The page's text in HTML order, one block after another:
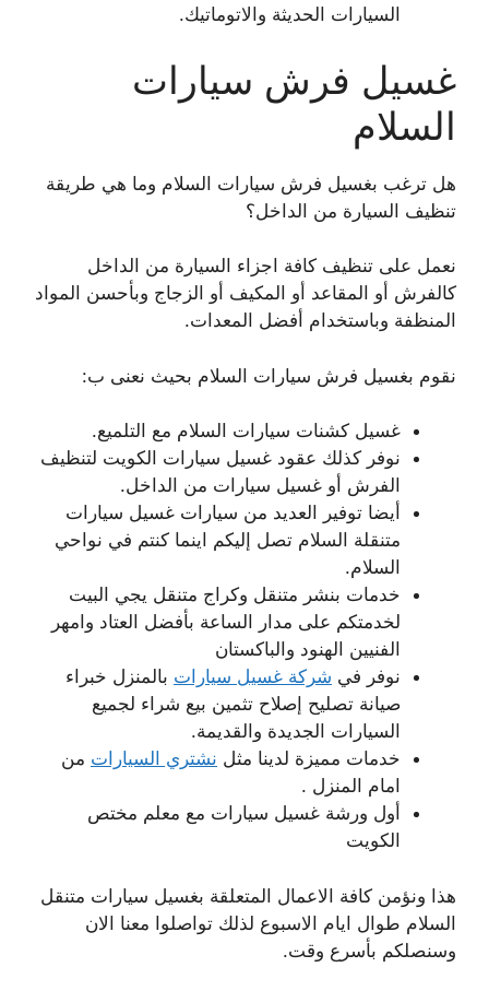
السيارات الحديثة والاتوماتيك.
غسيل فرش سيارات
السلام
هل ترغب بغسيل فرش سيارات السلام وما هي طريقة
تنظيف السيارة من الداخل؟
نعمل على تنظيف كافة اجزاء السيارة من الداخل
كالفرش أو المقاعد أو المكيف أو الزجاج وبأحسن المواد
المنظفة وباستخدام أفضل المعدات.
نقوم بغسيل فرش سيارات السلام بحيث نعنى ب:
غسيل كشنات سيارات السلام مع التلميع.
نوفر كذلك عقود غسيل سيارات الكويت لتنظيف
الفرش أو غسيل سيارات من الداخل.
أيضا توفير العديد من سيارات غسيل سيارات
متنقلة السلام تصل إليكم اينما كنتم في نواحي
السلام.
خدمات بنشر متنقل وكراج متنقل يجي البيت
لخدمتكم على مدار الساعة بأفضل العتاد وامهر
الفنيين الهنود والباكستان
نوفر في شركة غسيل سيارات بالمنزل خبراء
صيانة تصليح إصلاح تثمين بيع شراء لجميع
السيارات الجديدة والقديمة.
خدمات مميزة لدينا مثل نشتري السيارات من
امام المنزل .
أول ورشة غسيل سيارات مع معلم مختص
الكويت
هذا ونؤمن كافة الاعمال المتعلقة بغسيل سيارات متنقل
السلام طوال ايام الاسبوع لذلك تواصلوا معنا الان
وسنصلكم بأسرع وقت.